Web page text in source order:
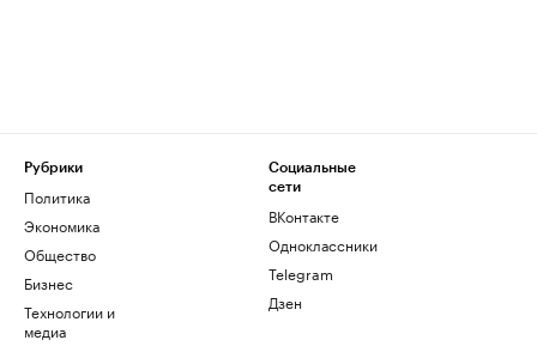
Рубрики
Политика
Экономика
Общество
Бизнес
Технологии и
медиа
Социальные
сети
ВКонтакте
Одноклассники
Telegram
Дзен